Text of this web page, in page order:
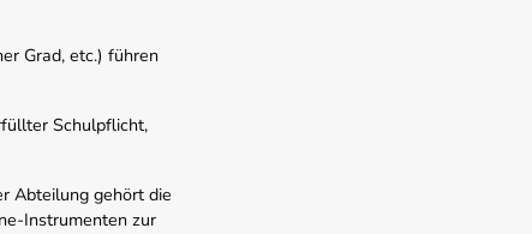
Grad, etc.) führen
Schulpflicht,
Abteilung gehört die
Instrumenten zur